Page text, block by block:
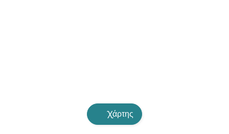
Χάρτης